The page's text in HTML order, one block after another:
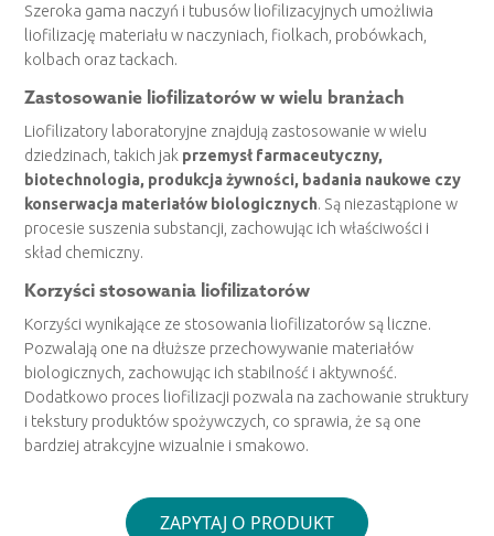
Szeroka gama naczyń i tubusów liofilizacyjnych umożliwia
liofilizację materiału w naczyniach, fiolkach, probówkach,
kolbach oraz tackach.
Zastosowanie liofilizatorów w wielu branżach
Liofilizatory laboratoryjne znajdują zastosowanie w wielu
dziedzinach, takich jak przemysł farmaceutyczny,
biotechnologia, produkcja żywności, badania naukowe czy
konserwacja materiałów biologicznych. Są niezastąpione w
procesie suszenia substancji, zachowując ich właściwości i
skład chemiczny.
Korzyści stosowania liofilizatorów
Korzyści wynikające ze stosowania liofilizatorów są liczne.
Pozwalają one na dłuższe przechowywanie materiałów
biologicznych, zachowując ich stabilność i aktywność.
Dodatkowo proces liofilizacji pozwala na zachowanie struktury
i tekstury produktów spożywczych, co sprawia, że są one
bardziej atrakcyjne wizualnie i smakowo.
ZAPYTAJ O PRODUKT